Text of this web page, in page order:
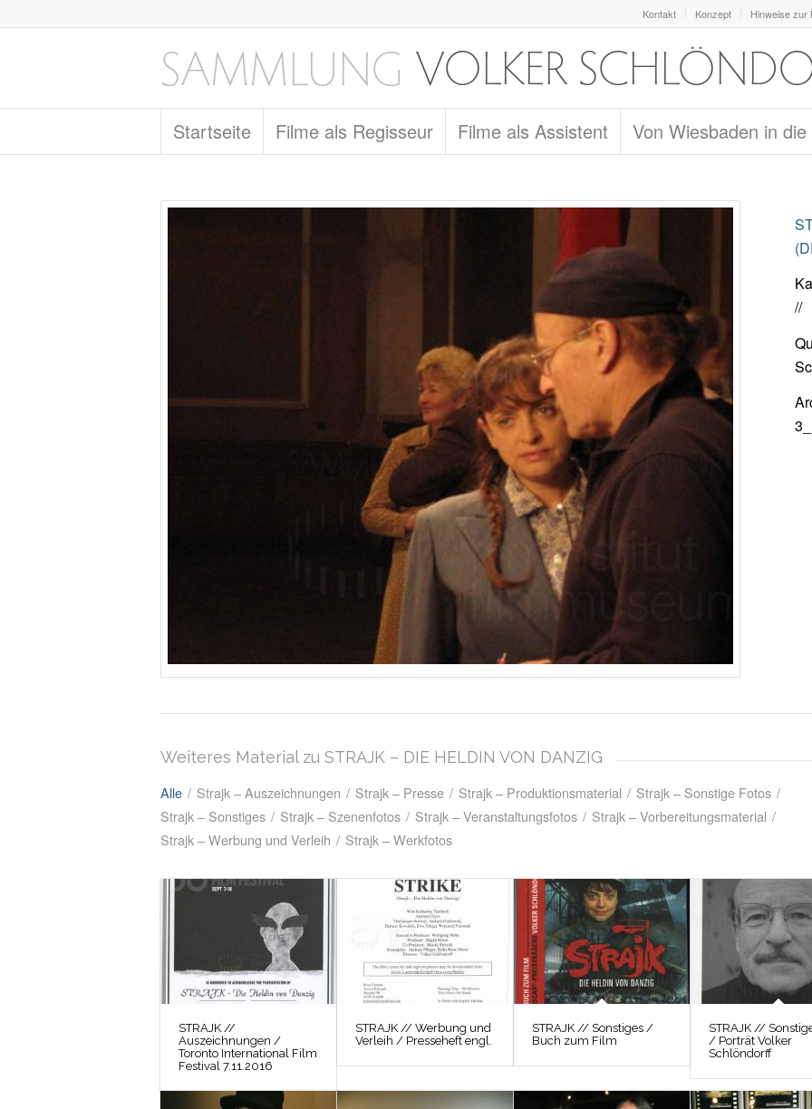
Kontakt Konzept Hinweise zur
Startseite Filme als Regisseur Filme als Assistent Von Wiesbaden in die
//
Weiteres Material zu STRAJK – DIE HELDIN VON DANZIG
Alle / Strajk – Auszeichnungen / Strajk – Presse / Strajk – Produktionsmaterial / Strajk – Sonstige Fotos /
Strajk – Sonstiges / Strajk – Szenenfotos / Strajk – Veranstaltungsfotos / Strajk – Vorbereitungsmaterial /
Strajk – Werbung und Verleih / Strajk – Werkfotos
STRAJK //
Auszeichnungen /
Toronto International Film
Festival 7.11.2016
STRAJK // Werbung und
Verleih / Presseheft engl.
STRAJK // Sonstiges /
Buch zum Film
STRAJK //
/ Porträt Volker
Schlöndorff